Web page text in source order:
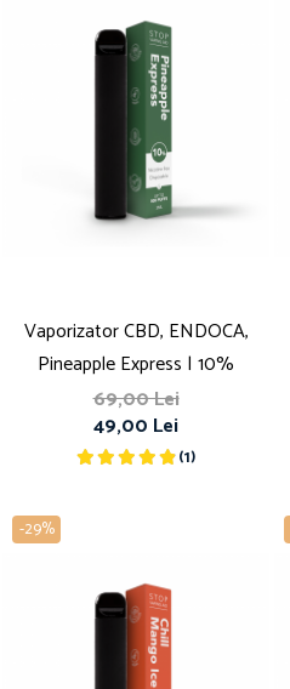
Vaporizator CBD, ENDOCA,
Pineapple Express | 10%
69,00 Lei
49,00 Lei
(1)
-29%